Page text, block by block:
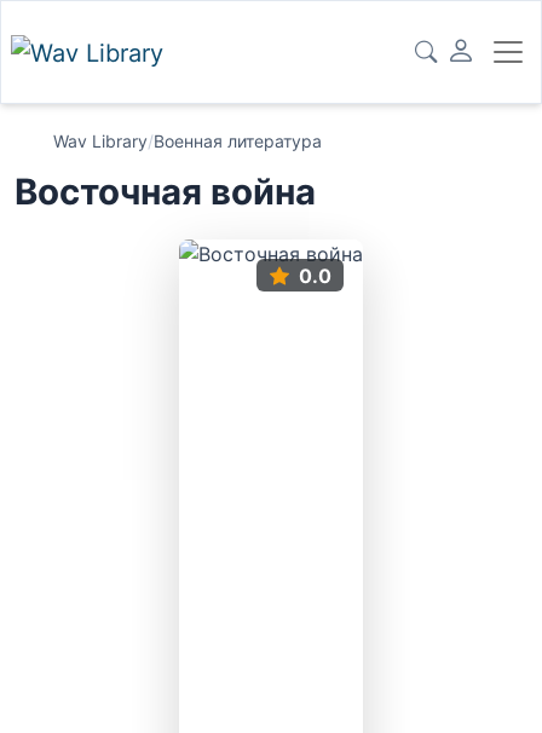
Wav Library/Военная литература
Восточная война
0.0